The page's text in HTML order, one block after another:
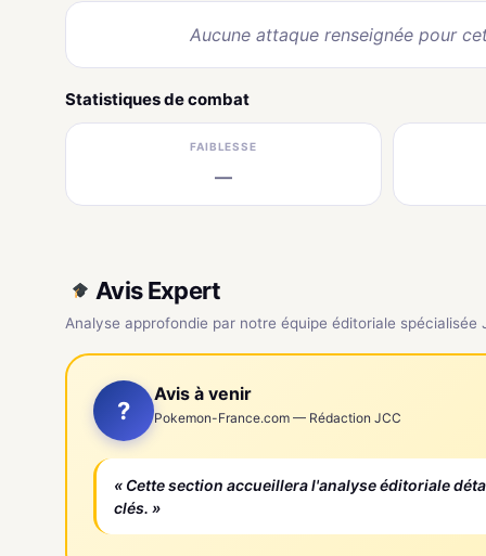
Aucune attaque renseignée pour
Statistiques de combat
FAIBLESSE
—
Avis Expert
Analyse approfondie par notre équipe éditoriale spécialisée
?
Avis à venir
Pokemon-France.com — Rédaction JCC
« Cette section accueillera l'analyse éditoriale
clés. »